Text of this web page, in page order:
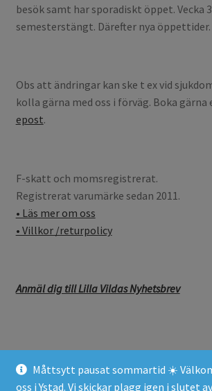
Måttsytt pausat sommartid ☀️
oss i Ystad. Vi skickar plagg igen i slutet
besök samt har sporadiskt öppet. Vecka
semesterstängt. Därefter nya öppettider.
Obs att ändringar kan ske t ex vid
kolla gärna med oss i förväg. Boka gärna
epost.
F-skatt och momsregistrerat.
Registrerat varumärke sedan 2011.
• Läs mer om oss
• Villkor /returpolicy
Anmäl dig till Lilla Vildas Nyhetsbrev
© Lilla Vilda 2026